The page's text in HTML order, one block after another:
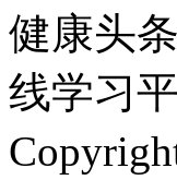
健康头
线学习